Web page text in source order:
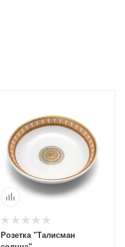
Розетка "Талисман